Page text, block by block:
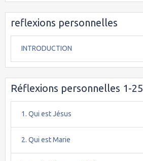
reflexions personnelles
INTRODUCTION
Réflexions personnelles 1-25
1. Qui est Jésus
2. Qui est Marie